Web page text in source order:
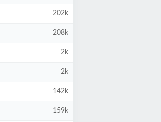
202k
208k
2k
2k
142k
159k